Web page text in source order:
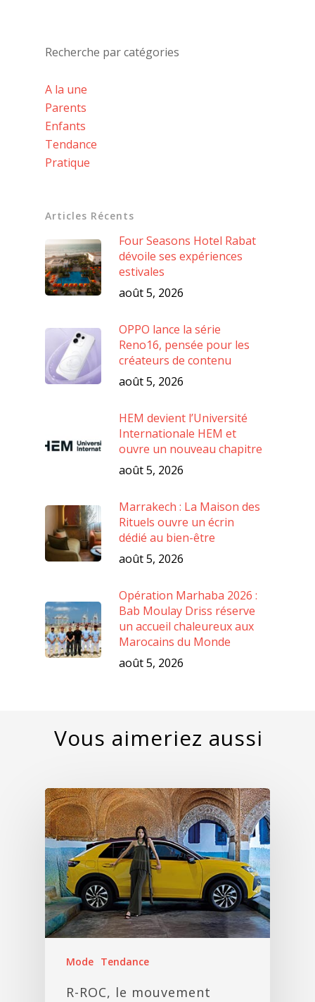
Recherche par catégories
A la une
Parents
Enfants
Tendance
Pratique
Articles Récents
Four Seasons Hotel Rabat
dévoile ses expériences
estivales
août 5, 2026
OPPO lance la série
Reno16, pensée pour les
créateurs de contenu
août 5, 2026
HEM devient l’Université
Internationale HEM et
ouvre un nouveau chapitre
août 5, 2026
Marrakech : La Maison des
Rituels ouvre un écrin
dédié au bien-être
août 5, 2026
Opération Marhaba 2026 :
Bab Moulay Driss réserve
un accueil chaleureux aux
Marocains du Monde
août 5, 2026
Mode Tendance
R-ROC, le mouvement